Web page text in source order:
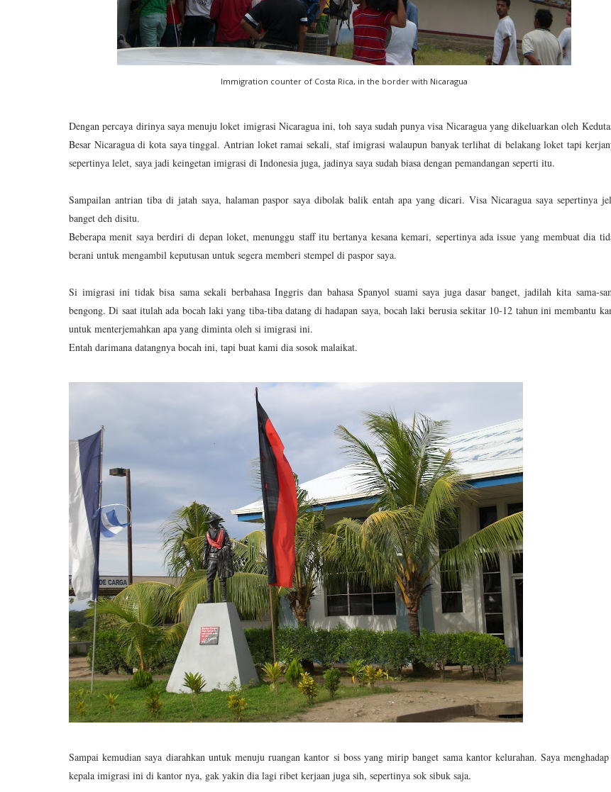
Immigration counter of Costa Rica, in the border with Nicaragua
Dengan percaya dirinya saya menuju loket imigrasi Nicaragua ini, toh saya sudah punya visa Nicaragua yang dikeluarkan oleh
Besar Nicaragua di kota saya tinggal. Antrian loket ramai sekali, staf imigrasi walaupun banyak terlihat di belakang loket tapi
sepertinya lelet, saya jadi keingetan imigrasi di Indonesia juga, jadinya saya sudah biasa dengan pemandangan seperti itu.
Sampailan antrian tiba di jatah saya, halaman paspor saya dibolak balik entah apa yang dicari. Visa Nicaragua saya sepertinya
banget deh disitu.
Beberapa menit saya berdiri di depan loket, menunggu staff itu bertanya kesana kemari, sepertinya ada issue yang membuat dia
berani untuk mengambil keputusan untuk segera memberi stempel di paspor saya.
Si imigrasi ini tidak bisa sama sekali berbahasa Inggris dan bahasa Spanyol suami saya juga dasar banget, jadilah kita sama-
bengong. Di saat itulah ada bocah laki yang tiba-tiba datang di hadapan saya, bocah laki berusia sekitar 10-12 tahun ini membantu
untuk menterjemahkan apa yang diminta oleh si imigrasi ini.
Entah darimana datangnya bocah ini, tapi buat kami dia sosok malaikat.
Sampai kemudian saya diarahkan untuk menuju ruangan kantor si boss yang mirip banget sama kantor kelurahan. Saya
kepala imigrasi ini di kantor nya, gak yakin dia lagi ribet kerjaan juga sih, sepertinya sok sibuk saja.